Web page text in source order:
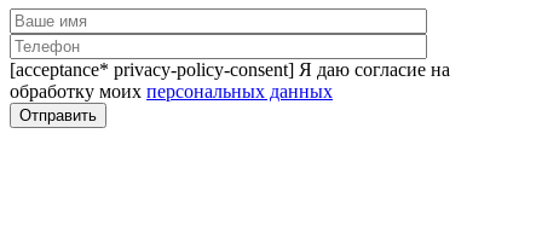
[acceptance* privacy-policy-consent] Я даю согласие на
обработку моих персональных данных